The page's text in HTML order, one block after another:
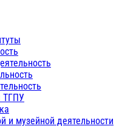
ТГПУ
и музейной деятельности